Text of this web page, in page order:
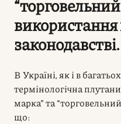
використання
законодавстві.
В Україні, як і в
термінологічна
марка” та
що: